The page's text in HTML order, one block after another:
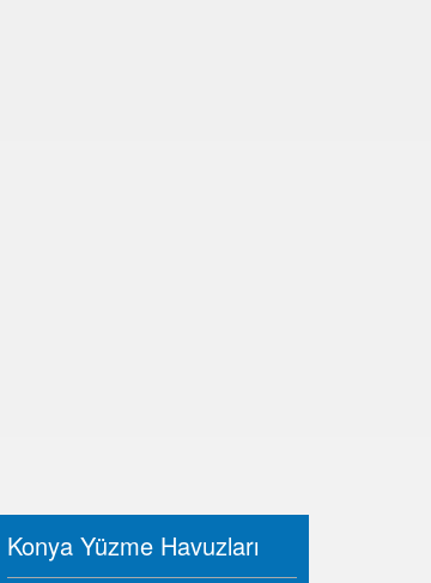
Konya Yüzme Havuzları